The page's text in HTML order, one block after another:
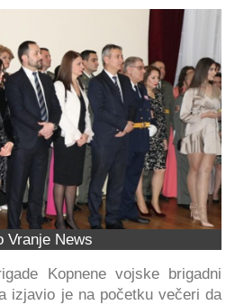
Vranje News
Kopnene vojske brigadni
izjavio je na početku večeri da